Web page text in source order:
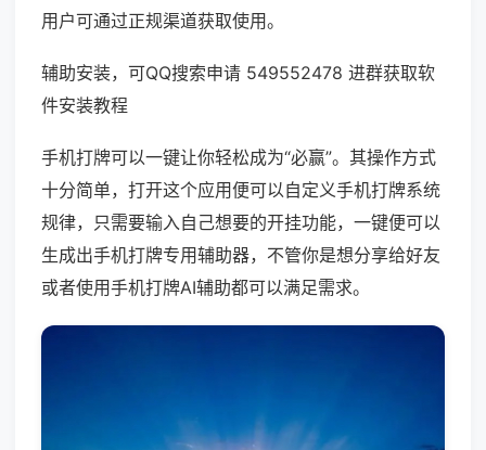
用户可通过正规渠道获取使用。
辅助安装，可QQ搜索申请 549552478 进群获取软
件安装教程
手机打牌可以一键让你轻松成为“必赢”。其操作方式
十分简单，打开这个应用便可以自定义手机打牌系统
规律，只需要输入自己想要的开挂功能，一键便可以
生成出手机打牌专用辅助器，不管你是想分享给好友
或者使用手机打牌AI辅助都可以满足需求。